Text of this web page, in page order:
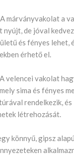
márványvakolat a
nyújt, de jóval
és fényes lehet,
érhető el.
velencei vakolat
sima és fényes
rendelkezik,
létrehozását.
könnyű, gipsz